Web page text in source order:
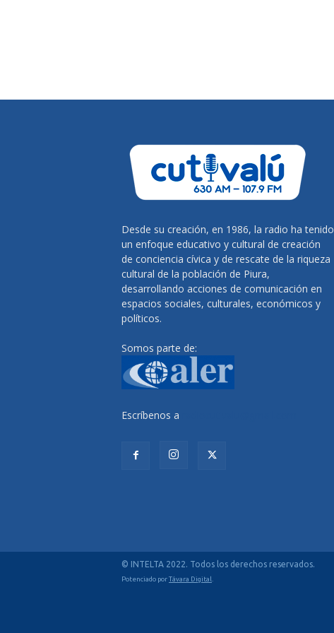
Desde su creación, en 1986, la radio ha tenido
un enfoque educativo y cultural de creación
de conciencia cívica y de rescate de la riqueza
cultural de la población de Piura,
desarrollando acciones de comunicación en
espacios sociales, culturales, económicos y
políticos.
Somos parte de:
Escríbenos a
© INTELTA 2022. Todos los derechos reservados.
Potenciado porTávara Digital